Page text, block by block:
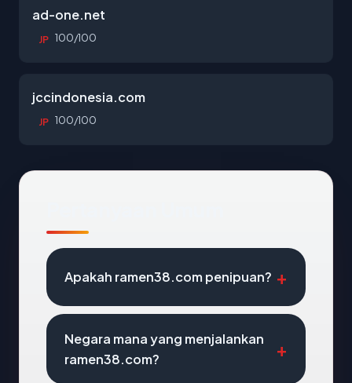
ad-one.net
JP 100/100
jccindonesia.com
JP 100/100
Apakah ramen38.com penipuan?
Negara mana yang menjalankan
ramen38.com?